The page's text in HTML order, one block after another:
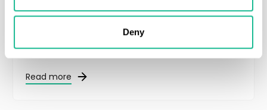
Deny
Kommuniké från extra bolagsstämma i
Greater Than AB
Read more